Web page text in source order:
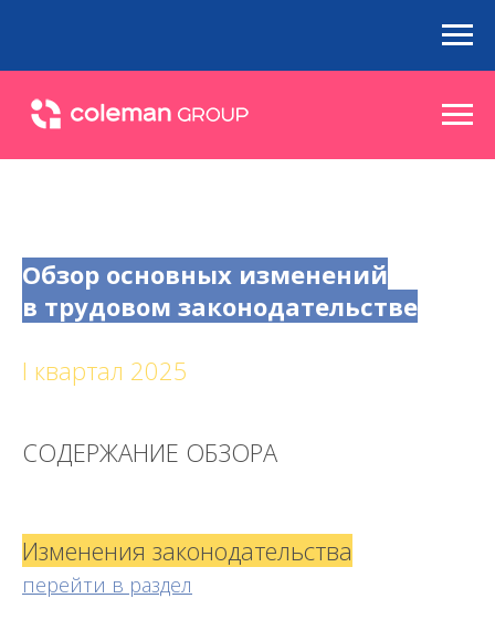
Обзор основных изменений
в трудовом законодательстве
I квартал 2025
СОДЕРЖАНИЕ ОБЗОРА
Изменения законодательства
перейти в раздел